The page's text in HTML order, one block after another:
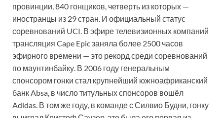
провинции, 840 гонщиков, четверть из которых —
иностранцы из 29 стран. И официальный статус
соревнований UCI. В эфире телевизионных компаний
трансляция Cape Epic заняла более 2500 часов
эфирного времени — это рекорд среди соревнований
по маунтинбайку. В 2006 году генеральным
спонсором гонки стал крупнейший южноафриканский
банк Absa, в число титульных спонсоров вошёл
Adidas. В том же году, в команде с Силвио Будни, гонку